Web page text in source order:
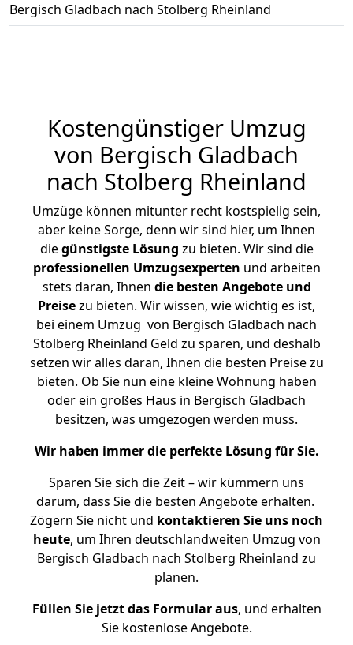
Bergisch Gladbach nach Stolberg Rheinland
Kostengünstiger Umzug
von Bergisch Gladbach
nach Stolberg Rheinland
Umzüge können mitunter recht kostspielig sein,
aber keine Sorge, denn wir sind hier, um Ihnen
diegünstigste Lösung zu bieten. Wir sind die
professionellen Umzugsexperten und arbeiten
stets daran, Ihnen die besten Angebote und
Preisezu bieten. Wir wissen, wie wichtig es ist,
bei einem Umzug von Bergisch Gladbach nach
Stolberg Rheinland Geld zu sparen, und deshalb
setzen wir alles daran, Ihnen die besten Preise zu
bieten. Ob Sie nun eine kleine Wohnung haben
oder ein großes Haus in Bergisch Gladbach
besitzen, was umgezogen werden muss.
Wir haben immer die perfekte Lösung für Sie.
Sparen Sie sich die Zeit – wir kümmern uns
darum, dass Sie die besten Angebote erhalten.
Zögern Sie nicht und kontaktieren Sie uns noch
heute, um Ihren deutschlandweiten Umzug von
Bergisch Gladbach nach Stolberg Rheinland zu
planen.
Füllen Sie jetzt das Formular aus, und erhalten
Sie kostenlose Angebote.